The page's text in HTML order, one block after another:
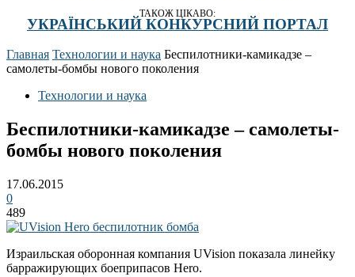
ТАКОЖ ЦІКАВО:
УКРАЇНСЬКИЙ КОНКУРСНИЙ ПОРТАЛ
Главная Технологии и наука Беспилотники-камикадзе –
самолеты-бомбы нового поколения
Технологии и наука
Беспилотники-камикадзе – самолеты-
бомбы нового поколения
17.06.2015
0
489
Израильская оборонная компания UVision показала линейку
барражирующих боеприпасов Hero.